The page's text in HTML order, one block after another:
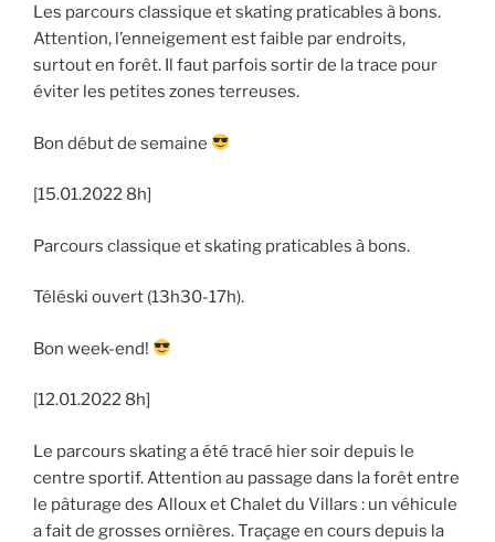
Les parcours classique et skating praticables à bons.
Attention, l’enneigement est faible par endroits,
surtout en forêt. Il faut parfois sortir de la trace pour
éviter les petites zones terreuses.
Bon début de semaine
[15.01.2022 8h]
Parcours classique et skating praticables à bons.
Téléski ouvert (13h30-17h).
Bon week-end!
[12.01.2022 8h]
Le parcours skating a été tracé hier soir depuis le
centre sportif. Attention au passage dans la forêt entre
le pâturage des Alloux et Chalet du Villars : un véhicule
a fait de grosses ornières. Traçage en cours depuis la